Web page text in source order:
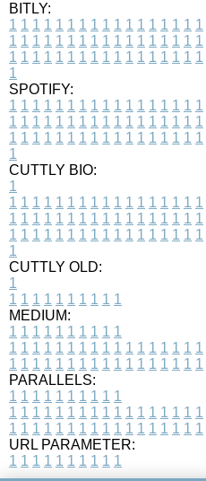
BITLY:
1 1 1 1 1 1 1 1 1 1 1 1 1 1 1 1 1
1 1 1 1 1 1 1 1 1 1 1 1 1 1 1 1 1
1 1 1 1 1 1 1 1 1 1 1 1 1 1 1 1 1
1
SPOTIFY:
1 1 1 1 1 1 1 1 1 1 1 1 1 1 1 1 1
1 1 1 1 1 1 1 1 1 1 1 1 1 1 1 1 1
1 1 1 1 1 1 1 1 1 1 1 1 1 1 1 1 1
1
CUTTLY BIO:
1
1 1 1 1 1 1 1 1 1 1 1 1 1 1 1 1 1
1 1 1 1 1 1 1 1 1 1 1 1 1 1 1 1 1
1 1 1 1 1 1 1 1 1 1 1 1 1 1 1 1 1
1
CUTTLY OLD:
1
1 1 1 1 1 1 1 1 1 1
MEDIUM:
1 1 1 1 1 1 1 1 1 1
1 1 1 1 1 1 1 1 1 1 1 1 1 1 1 1 1
1 1 1 1 1 1 1 1 1 1 1 1 1 1 1 1 1
PARALLELS:
1 1 1 1 1 1 1 1 1 1
1 1 1 1 1 1 1 1 1 1 1 1 1 1 1 1 1
1 1 1 1 1 1 1 1 1 1 1 1 1 1 1 1 1
URL PARAMETER:
1 1 1 1 1 1 1 1 1 1